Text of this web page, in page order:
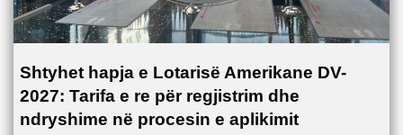
Shtyhet hapja e Lotarisë Amerikane DV-
2027: Tarifa e re për regjistrim dhe
ndryshime në procesin e aplikimit